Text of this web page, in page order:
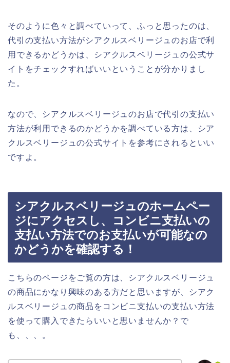
そのように色々と調べていって、ふっと思ったのは、
代引の支払い方法がシアクルスベリージュのお店で利
用できるかどうかは、シアクルスベリージュの公式サ
イトをチェックすればいいということが分かりまし
た。
なので、シアクルスベリージュのお店で代引の支払い
方法が利用できるのかどうかを調べている方は、シア
クルスベリージュの公式サイトを参考にされるといい
ですよ。
シアクルスベリージュのホームペー
ジにアクセスし、コンビニ支払いの
支払い方法でのお支払いが可能なの
かどうかを確認する！
こちらのページをご覧の方は、シアクルスベリージュ
の商品にかなり興味のある方だと思いますが、シアク
ルスベリージュの商品をコンビニ支払いの支払い方法
を使って購入できたらいいと思いませんか？で
も、、、。